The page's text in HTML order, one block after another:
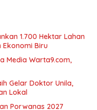
1.700 Hektar Lahan
Ekonomi Biru
Media Warta9.com,
Gelar Doktor Unila,
Lokal
Porwanas 2027